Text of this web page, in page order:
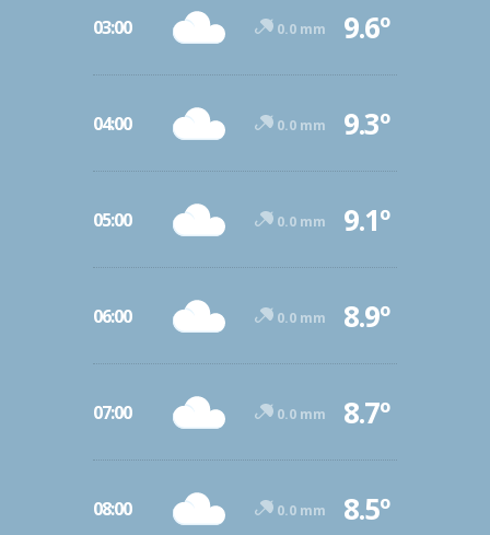
03:00 0.0 mm 9.6º
04:00 0.0 mm 9.3º
05:00 0.0 mm 9.1º
06:00 0.0 mm 8.9º
07:00 0.0 mm 8.7º
08:00 0.0 mm 8.5º